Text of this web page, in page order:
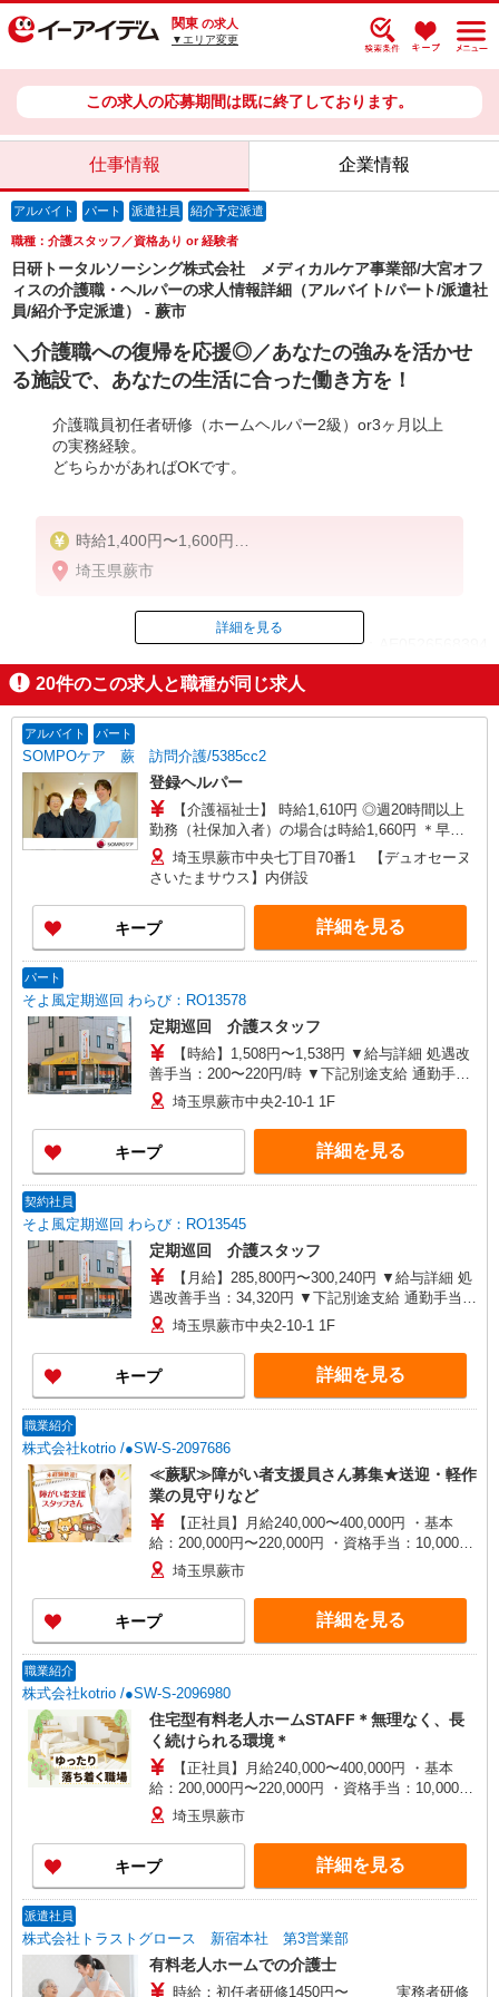
関東 の求人
▼エリア変更
この求人の応募期間は既に終了しております。
仕事情報 企業情報
アルバイト パート 派遣社員 紹介予定派遣
職種：介護スタッフ／資格あり or 経験者
日研トータルソーシング株式会社 メディカルケア事業部/大宮オフ
ィスの介護職・ヘルパーの求人情報詳細（アルバイト/パート/派遣社
員/紹介予定派遣） - 蕨市
＼介護職への復帰を応援◎／あなたの強みを活かせ
る施設で、あなたの生活に合った働き方を！
介護職員初任者研修（ホームヘルパー2級）or3ヶ月以上
の実務経験。
どちらかがあればOKです。
時給1,400円〜1,600円
◆無資格・経験者：時給1,400円〜
◆初任者研修・経験者：時給1,450円〜
◆介護福祉士：時給1,500円〜
◆ケアマネジャー：時給1,600円〜
※経験者は3ヶ月以上
※給与幅は経験・能力による
★週払いOK（規定あり）
埼玉県蕨市
ID：AE0526568394
掲載期間終了
詳細を見る
20件のこの求人と職種が同じ求人
アルバイト パート
SOMPOケア 蕨 訪問介護/5385cc2
登録ヘルパー
【介護福祉士】 時給1,610円 ◎週20時間以上
勤務（社保加入者）の場合は時給1,660円 ＊早朝
夜間（〜8:00、18:00〜）：時給1,990円〜 ＊日曜
祝日：時給1,910円〜 【実務者研修・初任者研修
（ヘルパー1級・2級）】 時給1,530円 ◎週20時間
以上勤務（社保加入者）の場合は時給1,580円 ＊
早朝夜間（〜8:00、18:00〜）：時給1,890円〜 ＊
日曜祝日：時給1,830円〜 ◎身体介助、生活援助
埼玉県蕨市中央七丁目70番1 【デュオセーヌ
さいたまサウス】内併設
キープ 詳細を見る
パート
そよ風定期巡回 わらび：RO13578
定期巡回 介護スタッフ
【時給】1,508円〜1,538円 ▼給与詳細 処遇改
善手当：200〜220円/時 ▼下記別途支給 通勤手当
夜勤手当:6,000円/回 年末年始手当：380円/時
※12/300時〜1/324時 昇給あり：年1回（4月） 寸
志あり：年2回（6月・12月） ※業績による ※処
遇改善手当は試用期間中(3ヶ月)は支給なし
埼玉県蕨市中央2-10-1 1F
キープ 詳細を見る
契約社員
そよ風定期巡回 わらび：RO13545
定期巡回 介護スタッフ
【月給】285,800円〜300,240円 ▼給与詳細 処
遇改善手当：34,320円 ▼下記別途支給 通勤手当
年末年始手当：380円/時 ※12/300時〜1/324時 昇
給年1回（4月） 寸志あり：年2回（6月・12月）
※業績による 特別報酬：平均11.6万円（最高額90
万円） ※2025年6月支給実績 ※処遇改善手当は試
用期間中(3ヶ月)は支給なし
埼玉県蕨市中央2-10-1 1F
キープ 詳細を見る
職業紹介
株式会社kotrio /●SW-S-2097686
≪蕨駅≫障がい者支援員さん募集★送迎・軽作
業の見守りなど
【正社員】月給240,000〜400,000円 ・基本
給：200,000円〜220,000円 ・資格手当：10,000〜
30,000円 ・役職手当：10,000〜70,000円 ・処遇改
善手当：20,000〜60,000円（勤続年数、保有資格
により変動） ・固定残業手当：20,000円（10時
間） ※固定残業時間を超過する場合には超過勤務
手当として別途支給 ・夜勤手当：10,000円/1回
歓迎 ・認知症介護基礎研修 ・初任者研修 ・実務
者研修 ・介護福祉士 など
埼玉県蕨市
キープ 詳細を見る
職業紹介
株式会社kotrio /●SW-S-2096980
住宅型有料老人ホームSTAFF＊無理なく、長
く続けられる環境＊
【正社員】月給240,000〜400,000円 ・基本
給：200,000円〜220,000円 ・資格手当：10,000〜
30,000円 ・役職手当：10,000〜70,000円 ・処遇改
善手当：20,000〜60,000円（勤続年数、保有資格
により変動） ・固定残業手当：20,000円（10時
間） ※固定残業時間を超過する場合には超過勤務
手当として別途支給 ・夜勤手当：10,000円/1回
歓迎 ・認知症介護基礎研修 ・初任者研修 ・実務
者研修 ・介護福祉士 など
埼玉県蕨市
キープ 詳細を見る
派遣社員
株式会社トラストグロース 新宿本社 第3営業部
有料老人ホームでの介護士
時給：初任者研修1450円〜 実務者研修